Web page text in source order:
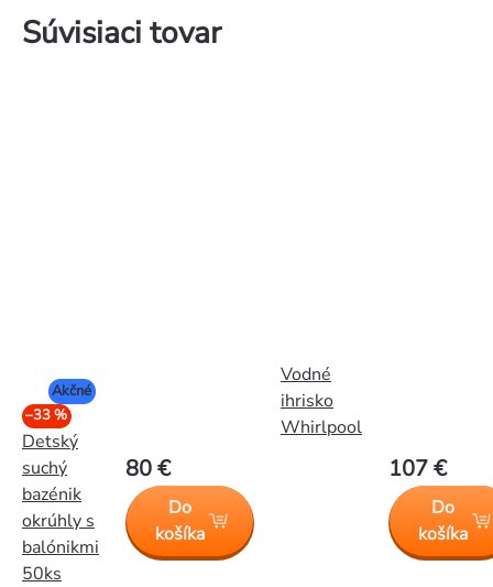
Súvisiaci tovar
Akčné
–33 %
Detský
suchý
bazénik
okrúhly s
balónikmi
50ks
80 €
Do
košíka
Vodné
ihrisko
Whirlpool
107 €
Do
košíka